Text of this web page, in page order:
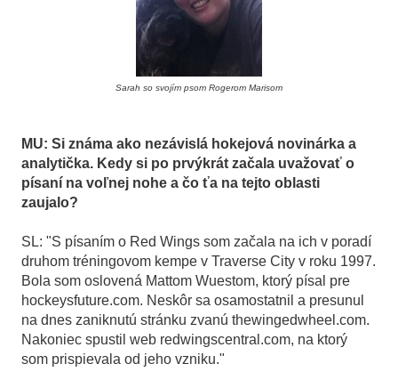
Sarah so svojím psom Rogerom Marisom
MU: Si známa ako nezávislá hokejová novinárka a
analytička. Kedy si po prvýkrát začala uvažovať o
písaní na voľnej nohe a čo ťa na tejto oblasti
zaujalo?
SL: "S písaním o Red Wings som začala na ich v poradí
druhom tréningovom kempe v Traverse City v roku 1997.
Bola som oslovená Mattom Wuestom, ktorý písal pre
hockeysfuture.com. Neskôr sa osamostatnil a presunul
na dnes zaniknutú stránku zvanú thewingedwheel.com.
Nakoniec spustil web redwingscentral.com, na ktorý
som prispievala od jeho vzniku."